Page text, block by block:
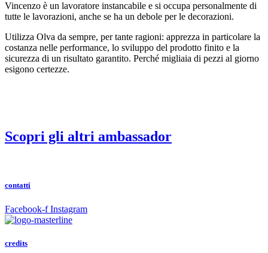
Vincenzo è un lavoratore instancabile e si occupa personalmente di
tutte le lavorazioni, anche se ha un debole per le decorazioni.
Utilizza Olva da sempre, per tante ragioni: apprezza in particolare la
costanza nelle performance, lo sviluppo del prodotto finito e la
sicurezza di un risultato garantito. Perché migliaia di pezzi al giorno
esigono certezze.
Scopri gli altri ambassador
contatti
Facebook-f Instagram
credits